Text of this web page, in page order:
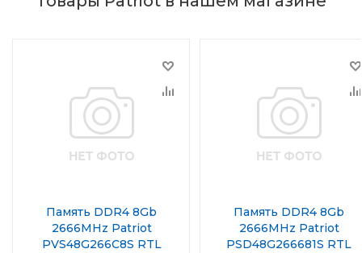
Память DDR4 8Gb
2666MHz Patriot
PVS48G266C8S RTL
Память DDR4 8Gb
2666MHz Patriot
PSD48G266681S RTL